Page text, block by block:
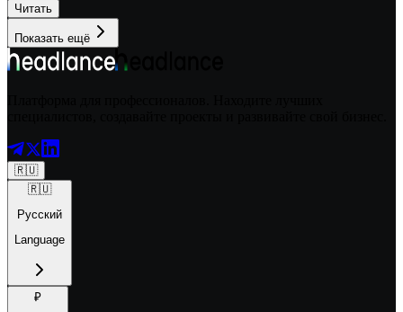
Читать
Показать ещё
🇷🇺
🇷🇺
Русский
Language
₽